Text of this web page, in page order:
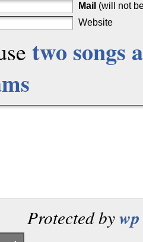
Mail (will not
Website
two songs
Protected by